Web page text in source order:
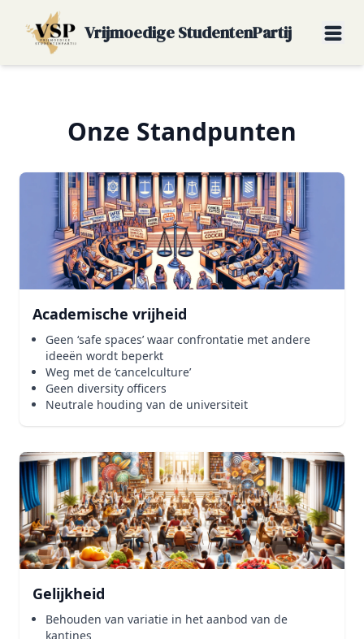
Vrijmoedige StudentenPartij
Onze Standpunten
Academische vrijheid
Geen ‘safe spaces’ waar confrontatie met andere
ideeën wordt beperkt
Weg met de ‘cancelculture’
Geen diversity officers
Neutrale houding van de universiteit
Gelijkheid
Behouden van variatie in het aanbod van de
kantines